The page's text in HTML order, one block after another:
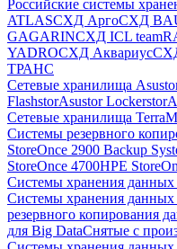
Российские системы
ATLASСХД AргоСХД
GAGARINСХД ICL
YADROСХД Аквариус
ТРАНС
Сетевые хранилища
FlashstorAsustor Lockerstor
Сетевые хранилища
Системы резервного
StoreOnce 2900 Backup
StoreOnce 4700HPE
Системы хранения данных
Системы хранения
резервного копирования
для Big DataСнятые с